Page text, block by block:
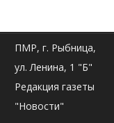
ПМР, г. Рыбница,
ул. Ленина, 1 "Б"
Редакция газеты
"Новости"